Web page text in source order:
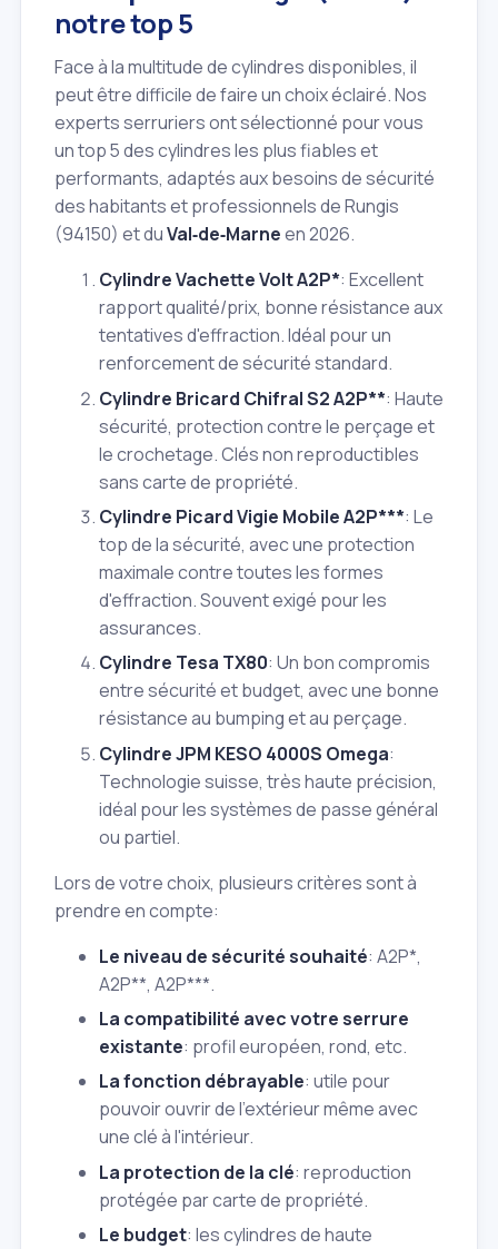
notre top 5
Face à la multitude de cylindres disponibles, il
peut être difficile de faire un choix éclairé. Nos
experts serruriers ont sélectionné pour vous
un top 5 des cylindres les plus fiables et
performants, adaptés aux besoins de sécurité
des habitants et professionnels de Rungis
(94150) et duVal‑de‑Marneen 2026.
Cylindre Vachette Volt A2P*: Excellent
rapport qualité/prix, bonne résistance aux
tentatives d'effraction. Idéal pour un
renforcement de sécurité standard.
Cylindre Bricard Chifral S2 A2P**: Haute
sécurité, protection contre le perçage et
le crochetage. Clés non reproductibles
sans carte de propriété.
Cylindre Picard Vigie Mobile A2P***: Le
top de la sécurité, avec une protection
maximale contre toutes les formes
d'effraction. Souvent exigé pour les
assurances.
Cylindre Tesa TX80: Un bon compromis
entre sécurité et budget, avec une bonne
résistance au bumping et au perçage.
Cylindre JPM KESO 4000S Omega:
Technologie suisse, très haute précision,
idéal pour les systèmes de passe général
ou partiel.
Lors de votre choix, plusieurs critères sont à
prendre en compte:
Le niveau de sécurité souhaité: A2P*,
A2P**, A2P***.
La compatibilité avec votre serrure
existante: profil européen, rond, etc.
La fonction débrayable: utile pour
pouvoir ouvrir de l'extérieur même avec
une clé à l'intérieur.
La protection de la clé: reproduction
protégée par carte de propriété.
Le budget: les cylindres de haute